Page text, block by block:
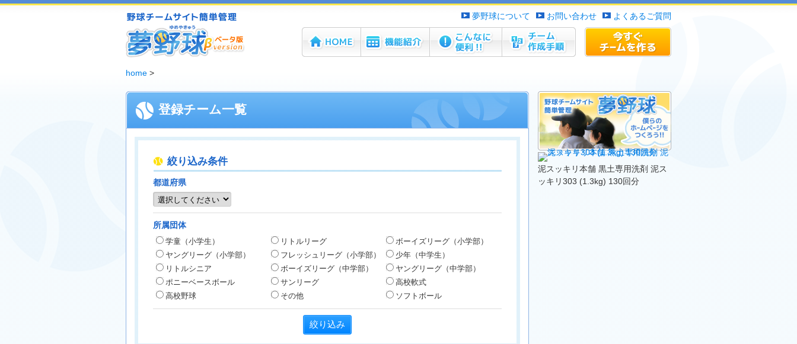
夢野球について お問い合わせ よくあるご質問
home >
登録チーム一覧
絞り込み条件
都道府県
所属団体
学童（小学生） リトルリーグ
ボーイズリーグ（小学部）
ヤングリーグ（小学部）
フレッシュリーグ（小学部）
少年（中学生）
リトルシニア
ボーイズリーグ（中学部）
ヤングリーグ（中学部）
ポニーベースボール
サンリーグ
高校軟式
高校野球
その他 ソフトボール
泥スッキリ本舗 黒土専用洗剤 泥ス
ッキリ303 (1.3kg) 130回分